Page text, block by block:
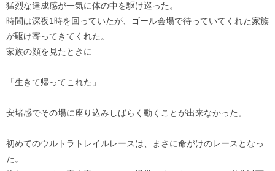
猛烈な達成感が一気に体の中を駆け巡った。
時間は深夜1時を回っていたが、ゴール会場で待っていてくれた家族
が駆け寄ってきてくれた。
家族の顔を見たときに
「生きて帰ってこれた」
安堵感でその場に座り込みしばらく動くことが出来なかった。
初めてのウルトラトレイルレースは、まさに命がけのレースとなっ
た。